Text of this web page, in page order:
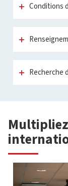
Conditions
Recherche